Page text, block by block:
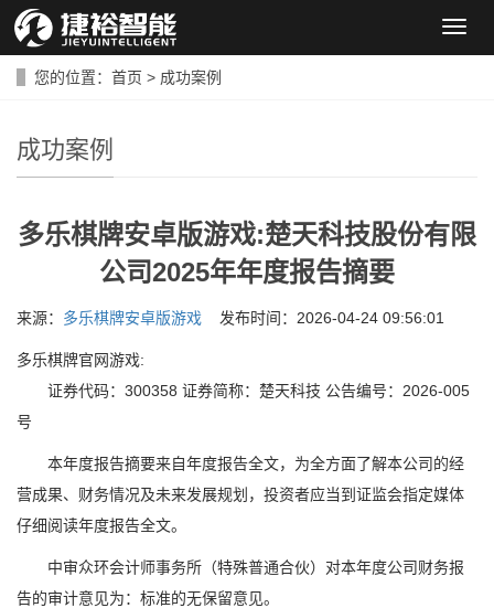
导
您的位置： 首页 > 成功案例
成功案例
多乐棋牌安卓版游戏:楚天科技股份有限
公司2025年年度报告摘要
来源： 多乐棋牌安卓版游戏 发布时间：2026-04-24 09:56:01
多乐棋牌官网游戏:
证券代码：300358 证券简称：楚天科技 公告编号：2026-005
号
本年度报告摘要来自年度报告全文，为全方面了解本公司的经
营成果、财务情况及未来发展规划，投资者应当到证监会指定媒体
仔细阅读年度报告全文。
中审众环会计师事务所（特殊普通合伙）对本年度公司财务报
告的审计意见为：标准的无保留意见。